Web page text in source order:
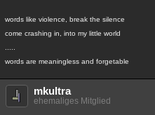
words like violence, break the silence
come crashing in, into my little world
words are meaningless and forgetable
mkultra
ehemaliges Mitglied